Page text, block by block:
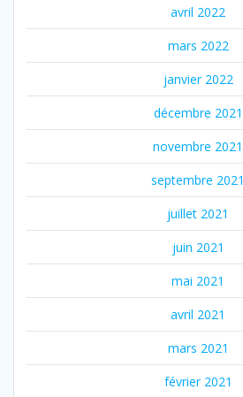
avril 2022
mars 2022
janvier 2022
décembre 2021
novembre 2021
septembre 2021
juillet 2021
juin 2021
mai 2021
avril 2021
mars 2021
février 2021